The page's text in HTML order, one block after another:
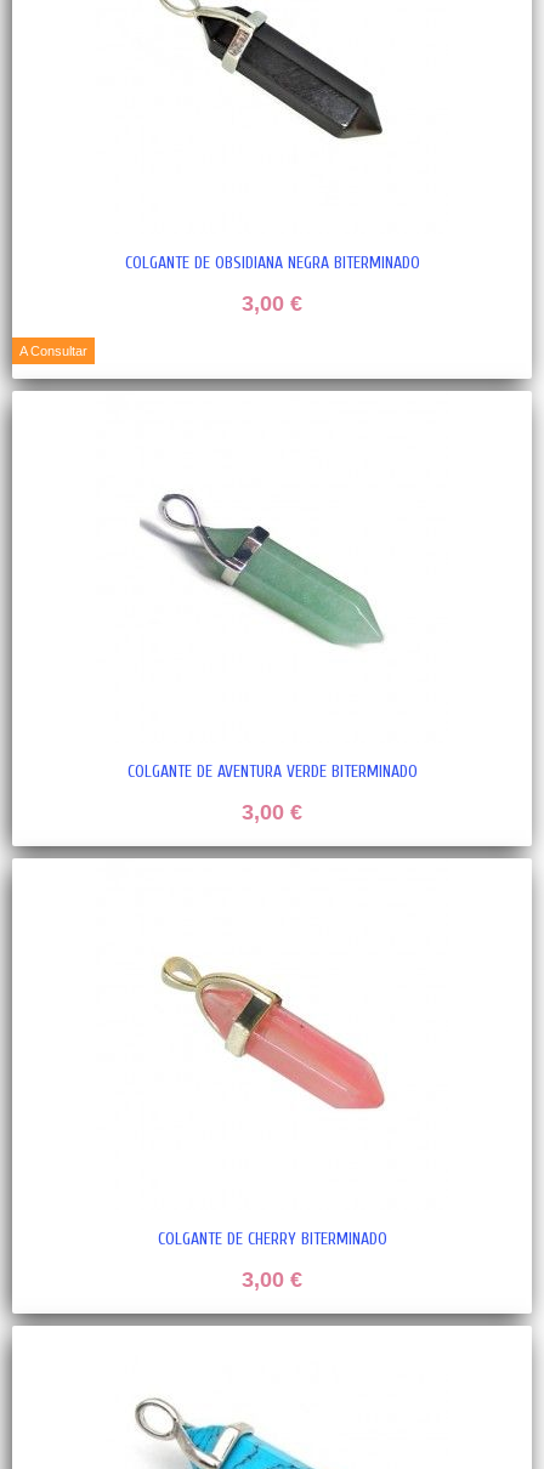
COLGANTE DE OBSIDIANA NEGRA BITERMINADO
3,00 €
A Consultar
COLGANTE DE AVENTURA VERDE BITERMINADO
3,00 €
COLGANTE DE CHERRY BITERMINADO
3,00 €